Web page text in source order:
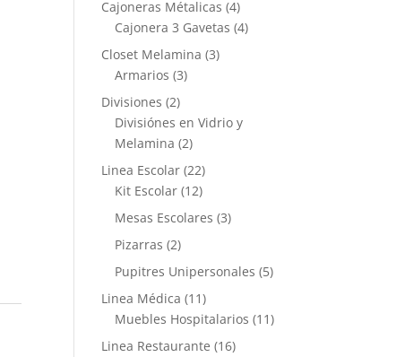
Cajoneras Métalicas (4)
Cajonera 3 Gavetas (4)
Closet Melamina (3)
Armarios (3)
Divisiones (2)
Divisiónes en Vidrio y
Melamina (2)
Linea Escolar (22)
Kit Escolar (12)
Mesas Escolares (3)
Pizarras (2)
Pupitres Unipersonales (5)
Linea Médica (11)
Muebles Hospitalarios (11)
Linea Restaurante (16)